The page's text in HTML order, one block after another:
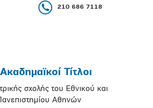
210 686 7118
Τίτλοι
σχολής του Εθνικού και
Αθηνών